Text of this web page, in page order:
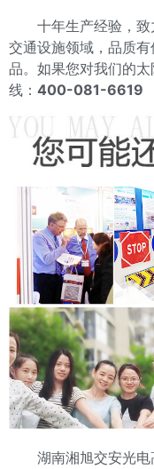
十年生产经验，
交通设施领域，品质有
品。如果您对我们的
线： 400-081-6619
湖南湘旭交安光电